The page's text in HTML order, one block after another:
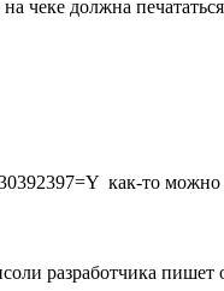
чеке должна
как-то
разработчика